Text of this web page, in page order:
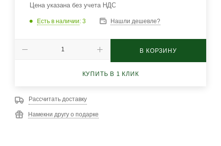
Цена указана без учета НДС
Есть в наличии: 3 Нашли дешевле?
В КОРЗИНУ
КУПИТЬ В 1 КЛИК
Рассчитать доставку
Намекни другу о подарке